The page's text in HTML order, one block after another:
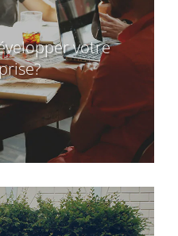
votre